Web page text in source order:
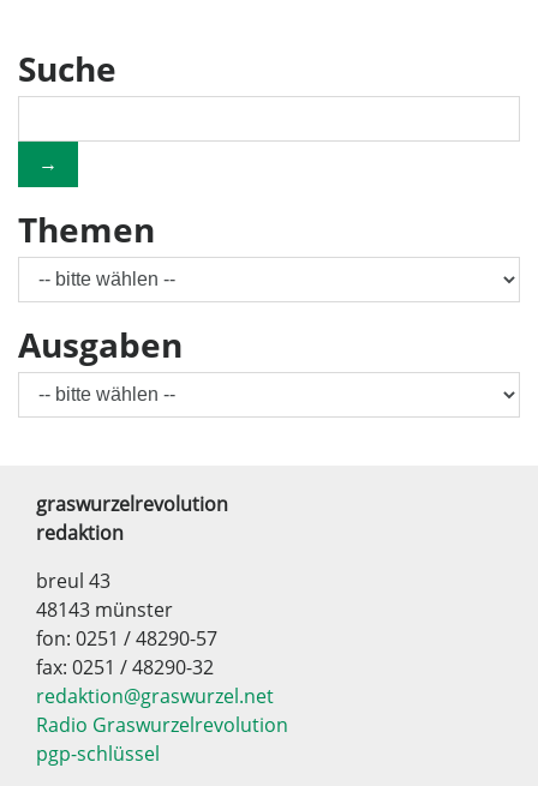
Suche
→
Themen
Ausgaben
graswurzelrevolution
redaktion
breul 43
48143 münster
fon: 0251 / 48290-57
fax: 0251 / 48290-32
redaktion@graswurzel.net
Radio Graswurzelrevolution
pgp-schlüssel